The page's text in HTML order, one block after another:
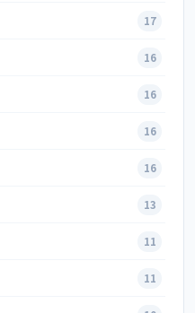
17
16
16
16
16
13
11
11